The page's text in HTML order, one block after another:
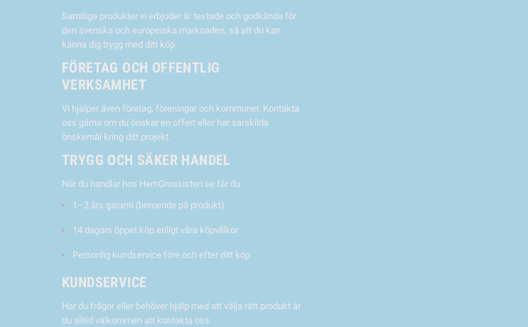
Samtliga produkter vi erbjuder är testade och godkända för
den svenska och europeiska marknaden, så att du kan
känna dig trygg med ditt köp.
FÖRETAG OCH OFFENTLIG
VERKSAMHET
Vi hjälper även företag, föreningar och kommuner. Kontakta
oss gärna om du önskar en offert eller har särskilda
önskemål kring ditt projekt.
TRYGG OCH SÄKER HANDEL
När du handlar hos HemGrossisten.se får du:
1–2 års garanti (beroende på produkt)
14 dagars öppet köp enligt våra köpvillkor
Personlig kundservice före och efter ditt köp
KUNDSERVICE
Har du frågor eller behöver hjälp med att välja rätt produkt är
du alltid välkommen att kontakta oss.